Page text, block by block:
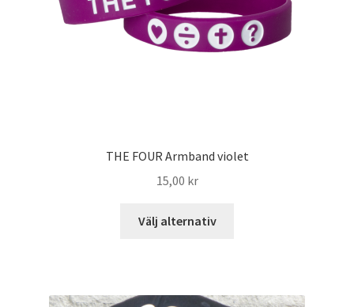
THE FOUR Armband violet
15,00 kr
Välj alternativ